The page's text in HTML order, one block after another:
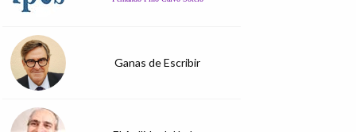
Ganas de Escribir